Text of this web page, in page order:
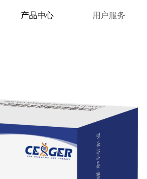
产品中心 用户服务